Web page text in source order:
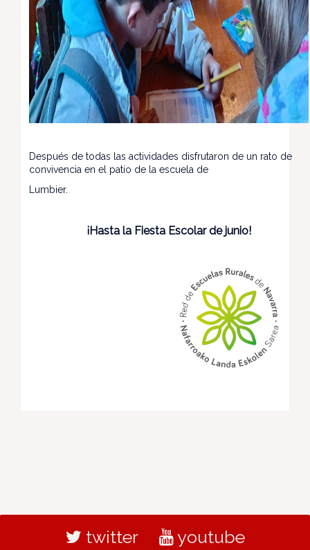
Después de todas las actividades disfrutaron de un rato de
convivencia en el patio de la escuela de
Lumbier.
¡Hasta la Fiesta Escolar de junio!
twitter youtube